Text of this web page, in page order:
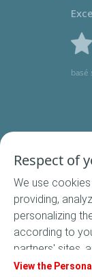
basé
Respect of
We use
providing,
personalizing
according to
partners' sites,
social media. In
View the